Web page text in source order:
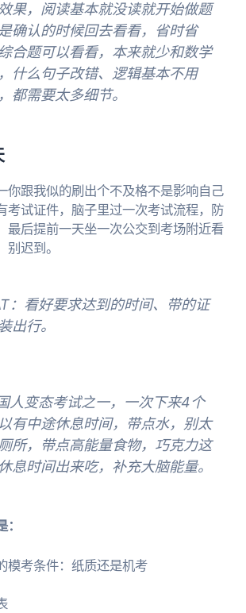
果，阅读基本就没读就开始做题
确认的时候回去看看，省时省
合题可以看看，本来就少和数学
什么句子改错、逻辑基本不用
都需要太多细节。
你跟我似的刷出个不及格不是影响自己
考试证件，脑子里过一次考试流程，防
最后提前一天坐一次公交到考场附近看
迟到。
：看好要求达到的时间、带的证
出行。
人变态考试之一，一次下来4个
有中途休息时间，带点水，别太
所，带点高能量食物，巧克力这
息时间出来吃，补充大脑能量。
模考条件：纸质还是机考